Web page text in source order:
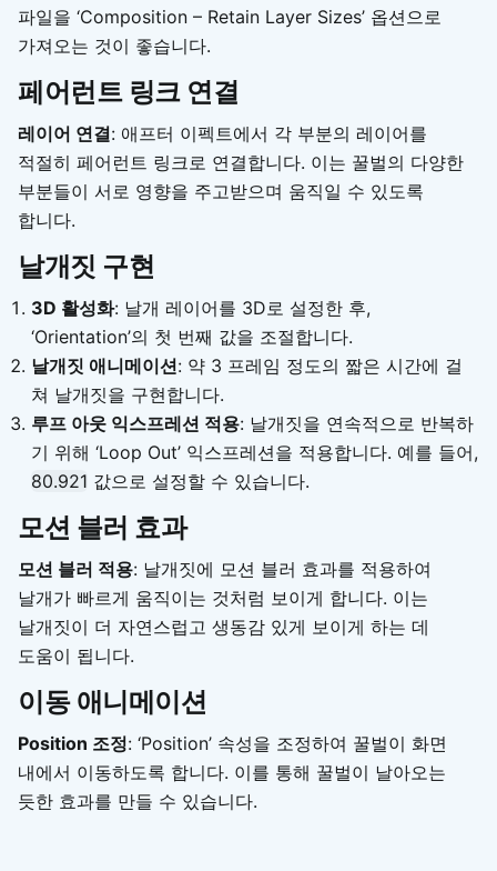
파일을 ‘Composition – Retain Layer Sizes’ 옵션으로
가져오는 것이 좋습니다.
페어런트 링크 연결
레이어 연결: 애프터 이펙트에서 각 부분의 레이어를
적절히 페어런트 링크로 연결합니다. 이는 꿀벌의 다양한
부분들이 서로 영향을 주고받으며 움직일 수 있도록
합니다.
날개짓 구현
3D 활성화: 날개 레이어를 3D로 설정한 후,
‘Orientation’의 첫 번째 값을 조절합니다.
날개짓 애니메이션: 약 3 프레임 정도의 짧은 시간에 걸
쳐 날개짓을 구현합니다.
루프 아웃 익스프레션 적용: 날개짓을 연속적으로 반복하
기 위해 ‘Loop Out’ 익스프레션을 적용합니다. 예를 들어,
80.921 값으로 설정할 수 있습니다.
모션 블러 효과
모션 블러 적용: 날개짓에 모션 블러 효과를 적용하여
날개가 빠르게 움직이는 것처럼 보이게 합니다. 이는
날개짓이 더 자연스럽고 생동감 있게 보이게 하는 데
도움이 됩니다.
이동 애니메이션
Position 조정: ‘Position’ 속성을 조정하여 꿀벌이 화면
내에서 이동하도록 합니다. 이를 통해 꿀벌이 날아오는
듯한 효과를 만들 수 있습니다.